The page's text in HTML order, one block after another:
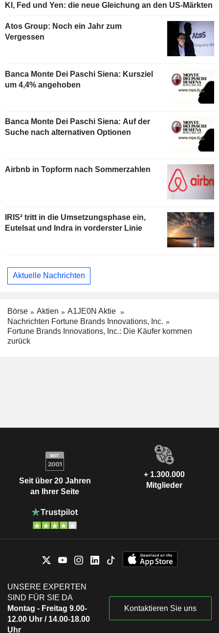
KI, Fed und Yen: die neue Gleichung an den US-Märkten
Atos Group: Noch ein Jahr zum
Vergessen
Banca Monte Dei Paschi Siena: Kursziel
um 4,4% angehoben
Banca Monte Dei Paschi Siena: Auf der
Suche nach alternativen Optionen
Airbnb in Topform nach Sommerzahlen
IRIS² tritt in die Umsetzungsphase ein,
Eutelsat und Indra in vorderster Linie
Aktuelle Nachrichten
Börse Aktien
A1JE0N Aktie
Nachrichten Fortune Brands Innovations, Inc.
Fortune Brands Innovations, Inc.: Die Käufer kommen
zurück
Seit über 20 Jahren
an Ihrer Seite
+ 1.300.000
Mitglieder
UNSERE EXPERTEN
SIND FÜR SIE DA
Montag - Freitag 9.00-
12.00 Uhr / 14.00-18.00
Uhr
Kontaktieren Sie uns